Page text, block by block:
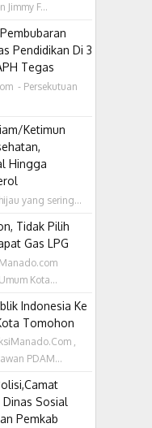
Jimmy F...
Pendidikan Di 3
Tegas
- Persekutuan
Ketimun
Hingga
yang sering...
Tidak Pilih
Gas LPG
Kota...
Indonesia Ke
Tomohon
,
PDAM...
Sosial
Pemkab